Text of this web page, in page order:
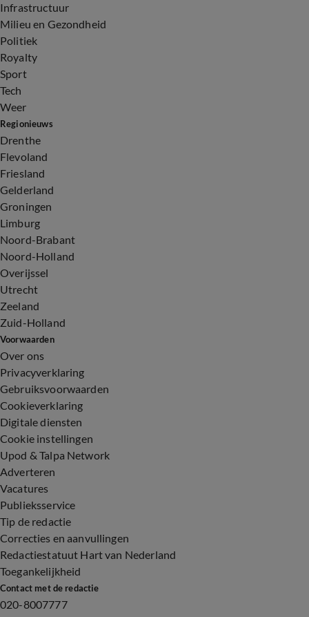
Infrastructuur
Milieu en Gezondheid
Politiek
Royalty
Sport
Tech
Weer
Regionieuws
Drenthe
Flevoland
Friesland
Gelderland
Groningen
Limburg
Noord-Brabant
Noord-Holland
Overijssel
Utrecht
Zeeland
Zuid-Holland
Voorwaarden
Over ons
Privacyverklaring
Gebruiksvoorwaarden
Cookieverklaring
Digitale diensten
Cookie instellingen
Upod & Talpa Network
Adverteren
Vacatures
Publieksservice
Tip de redactie
Correcties en aanvullingen
Redactiestatuut Hart van Nederland
Toegankelijkheid
Contact met de redactie
020-8007777